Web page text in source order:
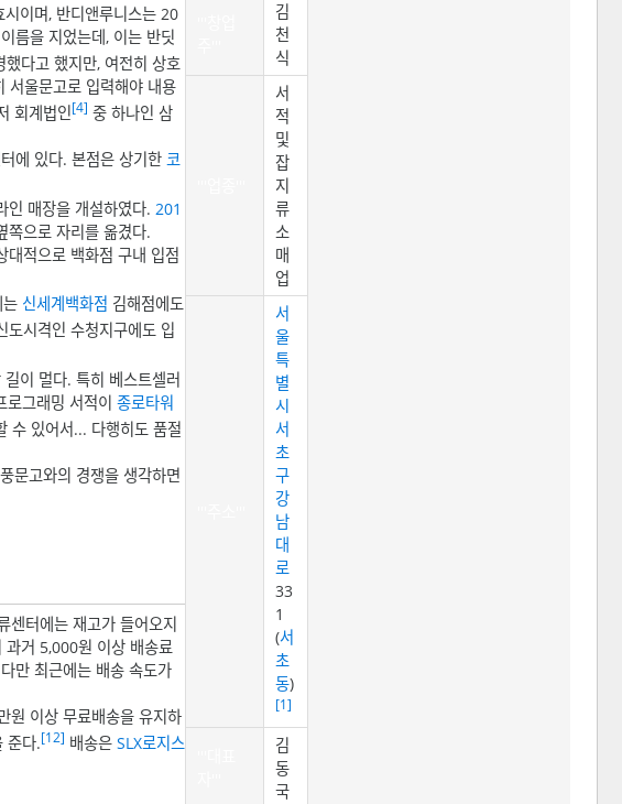
김
천
식
서
적
및
잡
지
류
소
매
업
서
울
특
별
시
서
초
구
강
남
대
로
33
1
(서
초
동)
[1]
김
동
국
이며, 반디앤루니스는 20
름을 지었는데, 이는 반딧
다고 했지만, 여전히 상호
서울문고로 입력해야 내용
회계법인[4] 중 하나인 삼
에 있다. 본점은 상기한 코
인 매장을 개설하였다. 201
쪽으로 자리를 옮겼다.
대적으로 백화점 구내 입점
신세계백화점 김해점에도
도시격인 수청지구에도 입
이 멀다. 특히 베스트셀러
로그래밍 서적이 종로타워
수 있어서... 다행히도 품절
문고와의 경쟁을 생각하면
센터에는 재고가 들어오지
과거 5,000원 이상 배송료
만 최근에는 배송 속도가
원 이상 무료배송을 유지하
준다.[12] 배송은 SLX로지스